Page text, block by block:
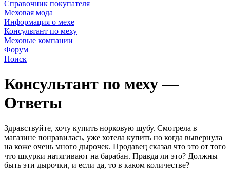
Справочник покупателя
Меховая мода
Информация о мехе
Консультант по меху
Меховые компании
Форум
Поиск
Консультант по меху —
Ответы
Здравствуйте, хочу купить норковую шубу. Смотрела в
магазине понравилась, уже хотела купить но когда вывернула
на коже очень много дырочек. Продавец сказал что это от того
что шкурки натягивают на барабан. Правда ли это? Должны
быть эти дырочки, и если да, то в каком количестве?